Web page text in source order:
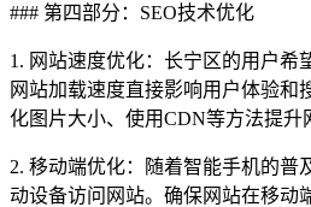
### 第四部分：SEO技术优化
1. 网站速度优化：长宁区的用户希
网站加载速度直接影响用户体验和
化图片大小、使用CDN等方法提升
2. 移动端优化：随着智能手机的普
动设备访问网站。确保网站在移动